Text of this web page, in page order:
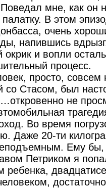
мне, как он
В этом
очень
напившись
окрик и вопли
процесс.
просто, совсем
Стасом, был
не
Во время
Даже 20-ти
Ему бы,
Петриком я
ребенка,